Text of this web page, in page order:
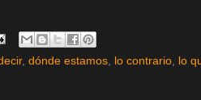
, dónde estamos, lo contrario, lo